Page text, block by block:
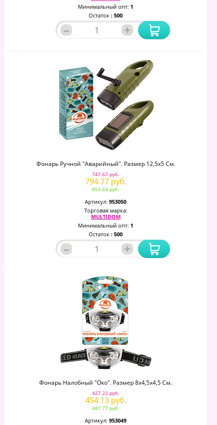
Минимальный опт: 1
Остаток : 500
– +
Фонарь Ручной "Аварийный". Размер 12,5х5 См.
747.67 руб.
794.77 руб.
853.64 руб.
Артикул: 953050
Торговая марка:
MULTIDOM
Минимальный опт: 1
Остаток : 500
– +
Фонарь Налобный "Око". Размер 8х4,5х4,5 См.
427.22 руб.
454.13 руб.
487.77 руб.
Артикул: 953049